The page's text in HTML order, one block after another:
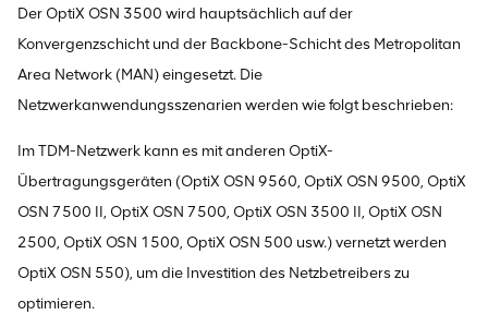
Der OptiX OSN 3500 wird hauptsächlich auf der
Konvergenzschicht und der Backbone-Schicht des Metropolitan
Area Network (MAN) eingesetzt. Die
Netzwerkanwendungsszenarien werden wie folgt beschrieben:
Im TDM-Netzwerk kann es mit anderen OptiX-
Übertragungsgeräten (OptiX OSN 9560, OptiX OSN 9500, OptiX
OSN 7500 II, OptiX OSN 7500, OptiX OSN 3500 II, OptiX OSN
2500, OptiX OSN 1500, OptiX OSN 500 usw.) vernetzt werden
OptiX OSN 550), um die Investition des Netzbetreibers zu
optimieren.